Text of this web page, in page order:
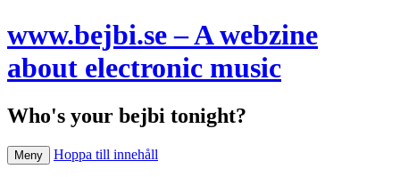
www.bejbi.se – A webzine
about electronic music
Who's your bejbi tonight?
Meny Hoppa till innehåll